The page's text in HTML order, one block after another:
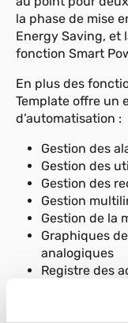
la phase de mise
Energy Saving, et
fonction Smart
En plus des
Template offre un
d’automatisation :
Gestion des
Gestion des
Gestion des
Gestion
Gestion de la
Graphiques
analogiques
Registre des
Horloge